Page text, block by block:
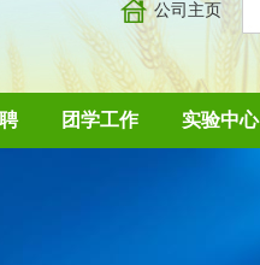
公司主页
团学工作 实验中心